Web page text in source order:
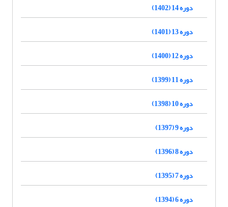
دوره 14 (1402)
دوره 13 (1401)
دوره 12 (1400)
دوره 11 (1399)
دوره 10 (1398)
دوره 9 (1397)
دوره 8 (1396)
دوره 7 (1395)
دوره 6 (1394)